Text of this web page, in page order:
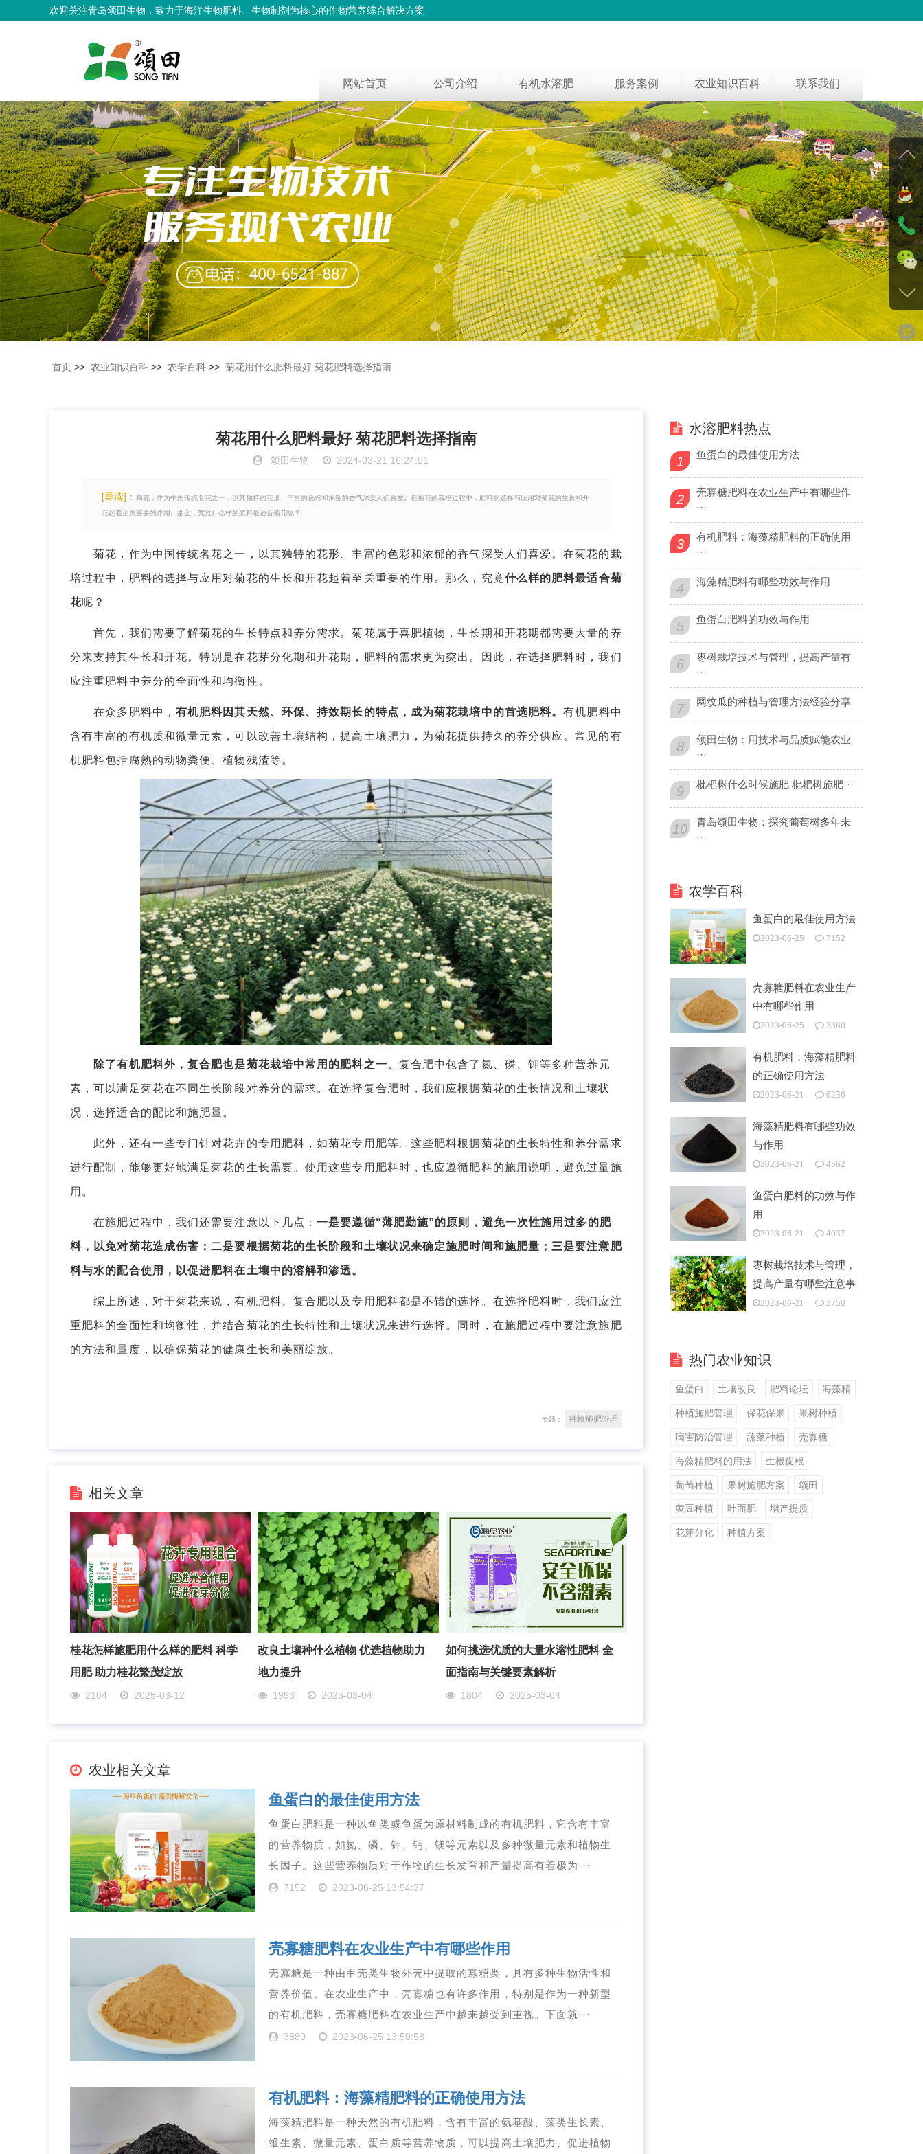
欢迎关注青岛颂田生物，致力于海洋生物肥料、生物制剂为核心的作物营养综合解决方案
网站首页 公司介绍 有机水溶肥 服务案例 农业知识百科 联系我们
首页 >> 农业知识百科 >> 农学百科 >> 菊花用什么肥料最好 菊花肥料选择指南
菊花用什么肥料最好 菊花肥料选择指南
颂田生物 2024-03-21 16:24:51
[导读]： 菊花，作为中国传统名花之一，以其独特的花形、丰富的色彩和浓郁的香气深受人们喜爱。在菊花的栽培过程中，肥料的选择与应用对菊花的生长和开
花起着至关重要的作用。那么，究竟什么样的肥料最适合菊花呢？
菊花，作为中国传统名花之一，以其独特的花形、丰富的色彩和浓郁的香气深受人们喜爱。在菊花的栽
培过程中，肥料的选择与应用对菊花的生长和开花起着至关重要的作用。那么，究竟什么样的肥料最适合菊
花呢？
首先，我们需要了解菊花的生长特点和养分需求。菊花属于喜肥植物，生长期和开花期都需要大量的养
分来支持其生长和开花。特别是在花芽分化期和开花期，肥料的需求更为突出。因此，在选择肥料时，我们
应注重肥料中养分的全面性和均衡性。
在众多肥料中， 有机肥料因其天然、环保、持效期长的特点，成为菊花栽培中的首选肥料。有机肥料中
含有丰富的有机质和微量元素，可以改善土壤结构，提高土壤肥力，为菊花提供持久的养分供应。常见的有
机肥料包括腐熟的动物粪便、植物残渣等。
除了有机肥料外，复合肥也是菊花栽培中常用的肥料之一。 复合肥中包含了氮、磷、钾等多种营养元
素，可以满足菊花在不同生长阶段对养分的需求。在选择复合肥时，我们应根据菊花的生长情况和土壤状
况，选择适合的配比和施肥量。
此外，还有一些专门针对花卉的专用肥料，如菊花专用肥等。这些肥料根据菊花的生长特性和养分需求
进行配制，能够更好地满足菊花的生长需要。使用这些专用肥料时，也应遵循肥料的施用说明，避免过量施
用。
在施肥过程中，我们还需要注意以下几点：一是要遵循“薄肥勤施”的原则，避免一次性施用过多的肥
料，以免对菊花造成伤害；二是要根据菊花的生长阶段和土壤状况来确定施肥时间和施肥量；三是要注意肥
料与水的配合使用，以促进肥料在土壤中的溶解和渗透。
综上所述，对于菊花来说，有机肥料、复合肥以及专用肥料都是不错的选择。在选择肥料时，我们应注
重肥料的全面性和均衡性，并结合菊花的生长特性和土壤状况来进行选择。同时，在施肥过程中要注意施肥
的方法和量度，以确保菊花的健康生长和美丽绽放。
专题： 种植施肥管理
相关文章
桂花怎样施肥用什么样的肥料 科学
用肥 助力桂花繁茂绽放
2104 2025-03-12
改良土壤种什么植物 优选植物助力
地力提升
1993 2025-03-04
如何挑选优质的大量水溶性肥料 全
面指南与关键要素解析
1804 2025-03-04
农业相关文章
鱼蛋白的最佳使用方法
鱼蛋白肥料是一种以鱼类或鱼蛋为原材料制成的有机肥料，它含有丰富
的营养物质，如氮、磷、钾、钙、镁等元素以及多种微量元素和植物生
长因子。这些营养物质对于作物的生长发育和产量提高有着极为···
7152 2023-06-25 13:54:37
壳寡糖肥料在农业生产中有哪些作用
壳寡糖是一种由甲壳类生物外壳中提取的寡糖类，具有多种生物活性和
营养价值。在农业生产中，壳寡糖也有许多作用，特别是作为一种新型
的有机肥料，壳寡糖肥料在农业生产中越来越受到重视。下面就···
3880 2023-06-25 13:50:58
有机肥料：海藻精肥料的正确使用方法
海藻精肥料是一种天然的有机肥料，含有丰富的氨基酸、藻类生长素、
维生素、微量元素、蛋白质等营养物质，可以提高土壤肥力、促进植物
水溶肥料热点
1 鱼蛋白的最佳使用方法
2
壳寡糖肥料在农业生产中有哪些作
···
3
有机肥料：海藻精肥料的正确使用
···
4 海藻精肥料有哪些功效与作用
5 鱼蛋白肥料的功效与作用
6
枣树栽培技术与管理，提高产量有
···
7 网纹瓜的种植与管理方法经验分享
8
颂田生物：用技术与品质赋能农业
···
9 枇杷树什么时候施肥 枇杷树施肥···
10
青岛颂田生物：探究葡萄树多年未
···
农学百科
鱼蛋白的最佳使用方法
2023-06-25 7152
壳寡糖肥料在农业生产
中有哪些作用
2023-06-25 3880
有机肥料：海藻精肥料
的正确使用方法
2023-06-21 6236
海藻精肥料有哪些功效
与作用
2023-06-21 4562
鱼蛋白肥料的功效与作
用
2023-06-21 4037
枣树栽培技术与管理，
提高产量有哪些注意事
项2023-06-21 3750
热门农业知识
鱼蛋白 土壤改良 肥料论坛 海藻精
种植施肥管理 保花保果 果树种植
病害防治管理 蔬菜种植 壳寡糖
海藻精肥料的用法 生根促根
葡萄种植 果树施肥方案 颂田
黄豆种植 叶面肥 增产提质
花芽分化 种植方案